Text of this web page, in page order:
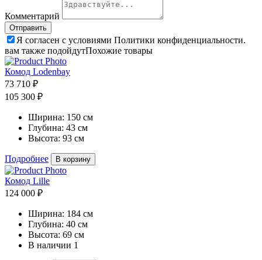
Комментарий
Я согласен с условиями Политики конфиденциальности.
вам также подойдутПохожие товары
Комод Lodenbay
73 710 ₽
105 300 ₽
Ширина: 150 см
Глубина: 43 см
Высота: 93 см
Подробнее В корзину
Комод Lille
124 000 ₽
Ширина: 184 см
Глубина: 40 см
Высота: 69 см
В наличии 1